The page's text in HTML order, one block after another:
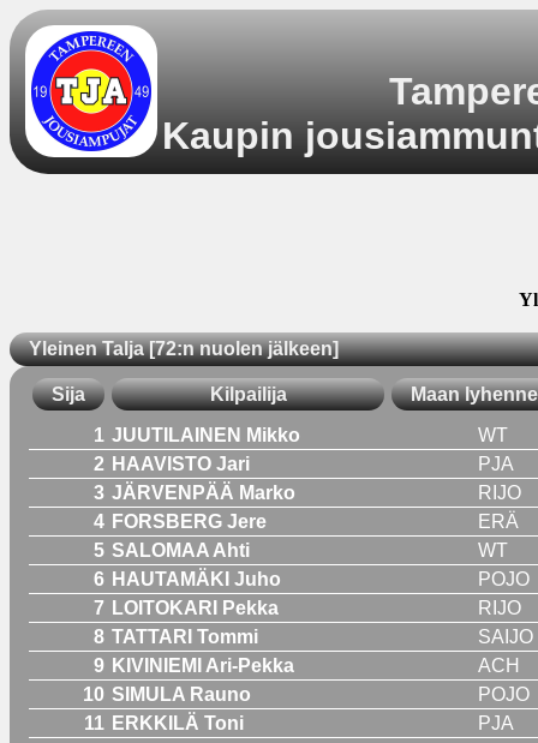
Kaupin
Yleinen Talja [72:n nuolen jälkeen]
Sija Kilpailija Maan lyhenne
1 JUUTILAINEN Mikko
WT
2 HAAVISTO Jari
PJA
3 JÄRVENPÄÄ Marko
RIJO
4 FORSBERG Jere
ERÄ
5 SALOMAA Ahti
WT
6 HAUTAMÄKI Juho
POJO
7 LOITOKARI Pekka
RIJO
8 TATTARI Tommi
SAIJO
9 KIVINIEMI Ari-Pekka
ACH
10 SIMULA Rauno
POJO
11 ERKKILÄ Toni
PJA